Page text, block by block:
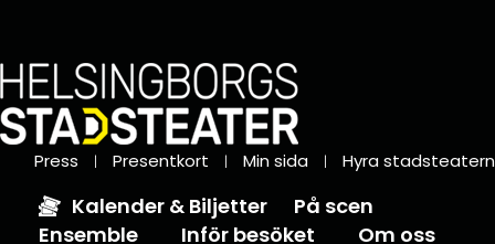
Press Presentkort Min sida Hyra stadsteatern
Kalender & Biljetter
På scen
Ensemble
Inför besöket
Om oss